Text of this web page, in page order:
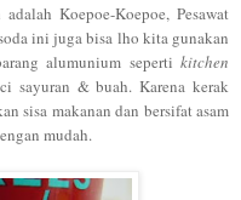
Koepoe-Koepoe, Pesawat
ini juga bisa lho kita gunakan
alumunium seperti kitchen
sayuran & buah. Karena kerak
sisa makanan dan bersifat asam
mudah.